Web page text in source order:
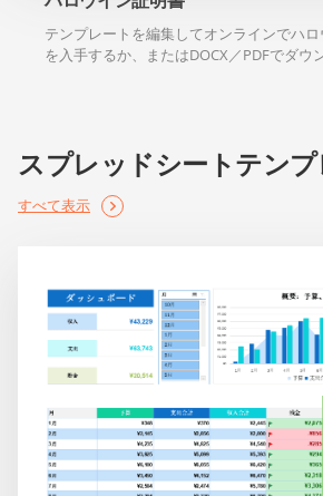
テンプレートを編集してオンラインでハ
を入手するか、またはDOCX／PDFでダウ
スプレッドシートテンプ
すべて表示